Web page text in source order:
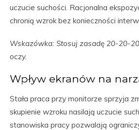
uczucie suchości. Racjonalna
chronią wzrok bez konieczności
Wskazówka: Stosuj zasadę 20-20-
oczy.
Wpływ ekranów na
Stała praca przy monitorze sprzyja
skupienie wzroku nasilają uczucie
stanowiska pracy pozwalają